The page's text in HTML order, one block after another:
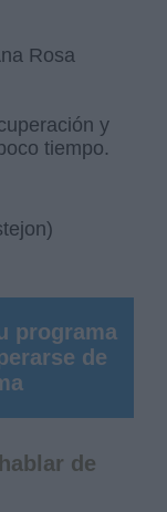
Rosa
y
tiempo.
programa
de
de